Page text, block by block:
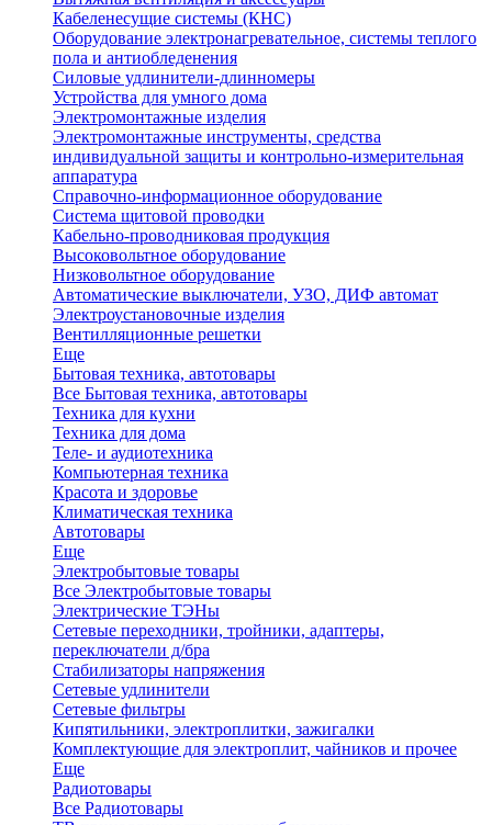
Кабеленесущие системы (КНС)
Оборудование электронагревательное, системы теплого
пола и антиобледенения
Силовые удлинители-длинномеры
Устройства для умного дома
Электромонтажные изделия
Электромонтажные инструменты, средства
индивидуальной защиты и контрольно-измерительная
аппаратура
Справочно-информационное оборудование
Система щитовой проводки
Кабельно-проводниковая продукция
Высоковольтное оборудование
Низковольтное оборудование
Автоматические выключатели, УЗО, ДИФ автомат
Электроустановочные изделия
Вентилляционные решетки
Еще
Бытовая техника, автотовары
Все Бытовая техника, автотовары
Техника для кухни
Техника для дома
Теле- и аудиотехника
Компьютерная техника
Красота и здоровье
Климатическая техника
Автотовары
Еще
Электробытовые товары
Все Электробытовые товары
Электрические ТЭНы
Сетевые переходники, тройники, адаптеры,
переключатели д/бра
Стабилизаторы напряжения
Сетевые удлинители
Сетевые фильтры
Кипятильники, электроплитки, зажигалки
Комплектующие для электроплит, чайников и прочее
Еще
Радиотовары
Все Радиотовары